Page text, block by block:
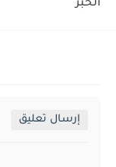
الخبر
إرسال تعليق